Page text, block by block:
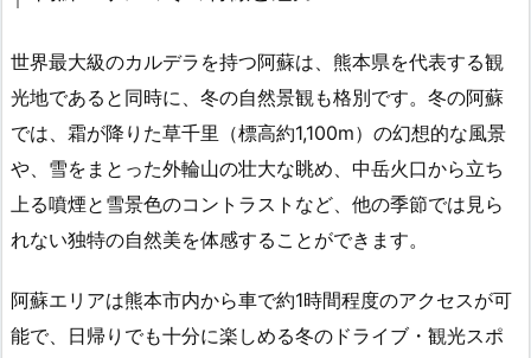
世界最大級のカルデラを持つ阿蘇は、熊本県を代表する観
光地であると同時に、冬の自然景観も格別です。冬の阿蘇
では、霜が降りた草千里（標高約1,100m）の幻想的な風景
や、雪をまとった外輪山の壮大な眺め、中岳火口から立ち
上る噴煙と雪景色のコントラストなど、他の季節では見ら
れない独特の自然美を体感することができます。
阿蘇エリアは熊本市内から車で約1時間程度のアクセスが可
能で、日帰りでも十分に楽しめる冬のドライブ・観光スポ